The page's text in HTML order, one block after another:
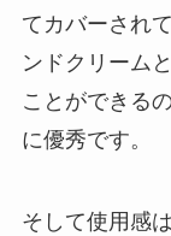
てカバーされ
ンドクリーム
ことができる
に優秀です。
そして使用感